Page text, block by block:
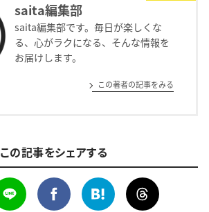
saita編集部
saita編集部です。毎日が楽しくな
る、心がラクになる、そんな情報を
お届けします。
この著者の記事をみる
この記事をシェアする